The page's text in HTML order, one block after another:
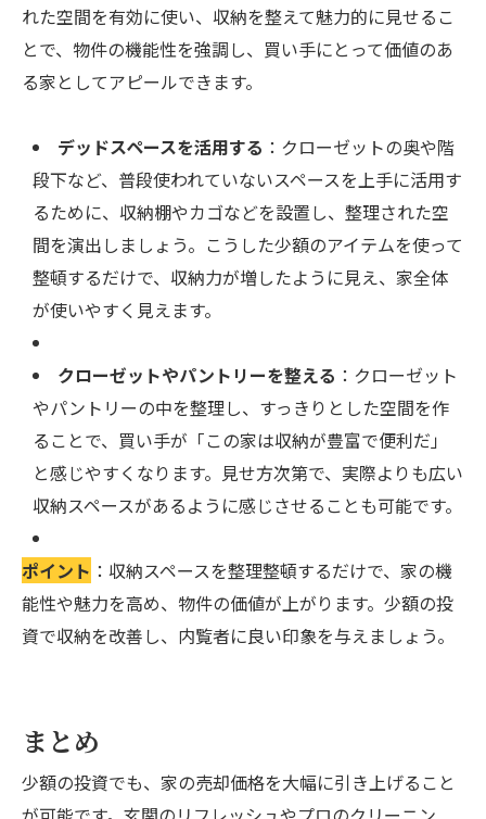
れた空間を有効に使い、収納を整えて魅力的に見せるこ
とで、物件の機能性を強調し、買い手にとって価値のあ
る家としてアピールできます。
デッドスペースを活用する ：クローゼットの奥や階
段下など、普段使われていないスペースを上手に活用す
るために、収納棚やカゴなどを設置し、整理された空
間を演出しましょう。こうした少額のアイテムを使って
整頓するだけで、収納力が増したように見え、家全体
が使いやすく見えます。
クローゼットやパントリーを整える ：クローゼット
やパントリーの中を整理し、すっきりとした空間を作
ることで、買い手が「この家は収納が豊富で便利だ」
と感じやすくなります。見せ方次第で、実際よりも広い
収納スペースがあるように感じさせることも可能です。
ポイント ：収納スペースを整理整頓するだけで、家の機
能性や魅力を高め、物件の価値が上がります。少額の投
資で収納を改善し、内覧者に良い印象を与えましょう。
まとめ
少額の投資でも、家の売却価格を大幅に引き上げること